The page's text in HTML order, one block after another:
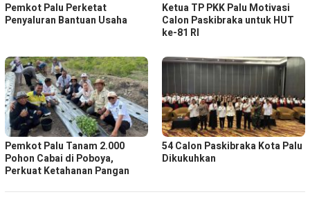
Pemkot Palu Perketat
Penyaluran Bantuan Usaha
Ketua TP PKK Palu Motivasi
Calon Paskibraka untuk HUT
ke-81 RI
Pemkot Palu Tanam 2.000
Pohon Cabai di Poboya,
Perkuat Ketahanan Pangan
54 Calon Paskibraka Kota Palu
Dikukuhkan